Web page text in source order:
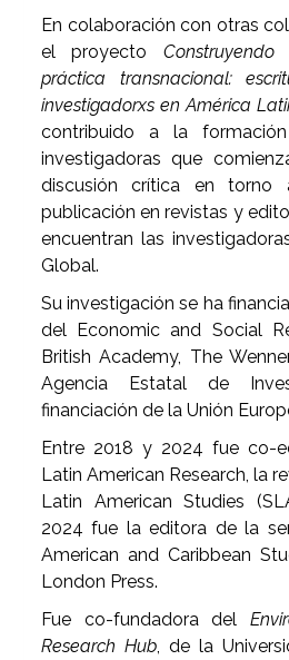
En colaboración con otras
el proyecto
práctica transnacional:
investigadorxs en América
contribuido a la
investigadoras que
discusión crítica en
publicación en revistas y
encuentran las
Global.
Su investigación se ha
del Economic and Social
British Academy, The
Agencia Estatal de
financiación de la Unión
Entre 2018 y 2024 fue co-
Latin American Research, la
Latin American Studies
2024 fue la editora de la
American and Caribbean
London Press.
Fue co-fundadora del
Research Hub, de la